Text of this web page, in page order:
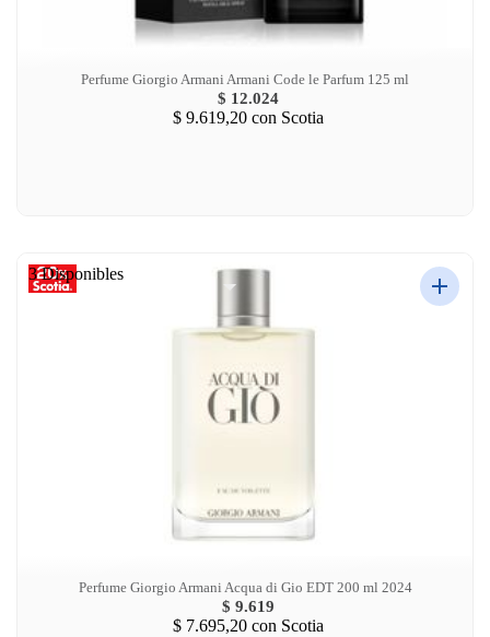
Perfume Giorgio Armani Armani Code le Parfum 125 ml
$ 12.024
$ 9.619,20 con Scotia
Perfume Giorgio Armani Acqua di Gio EDT 200 ml 2024
$ 9.619
$ 7.695,20 con Scotia
3 Disponibles